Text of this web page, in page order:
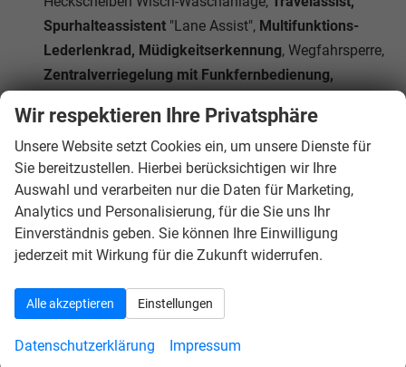
Spurhalteassistent "Lane Assist", Multifunktions-
Lederlenkrad, Müdigkeitserkennung, Wegfahrsperre,
Zentralverriegelung mit Funkfernbedienung,
Navigationbequem über Smartphone-Apps wie
Google Maps oder Apple Karten möglich)
Das Fahrzeug verfügt über kein fest verbautes
Navigationssystem. DurchApple CarPlay / Android
Auto ist jedoch eineNavigationüber kompatible
Smartphone-Apps (z.B. Google Maps oder Apple
Innen
Ambiente-Beleuchtung
Wir respektieren Ihre Privatsphäre
Unsere Website setzt Cookies ein, um unsere Dienste für
Sie bereitzustellen. Hierbei berücksichtigen wir Ihre
Auswahl und verarbeiten nur die Daten für Marketing,
Analytics und Personalisierung, für die Sie uns Ihr
Einverständnis geben. Sie können Ihre Einwilligung
jederzeit mit Wirkung für die Zukunft widerrufen.
Alle akzeptieren Einstellungen
Datenschutzerklärung Impressum